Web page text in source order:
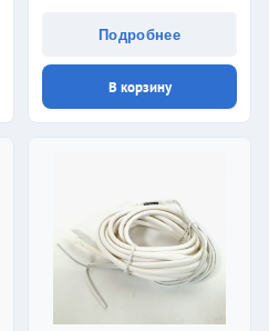
Подробнее
В корзину